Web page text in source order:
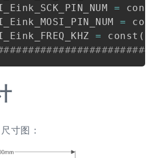
= const
=
= const (
寸图：